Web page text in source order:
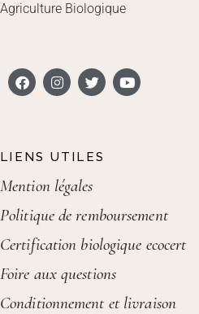
Agriculture Biologique
LIENS UTILES
Mention légales
Politique de remboursement
Certification biologique ecocert
Foire aux questions
Conditionnement et livraison